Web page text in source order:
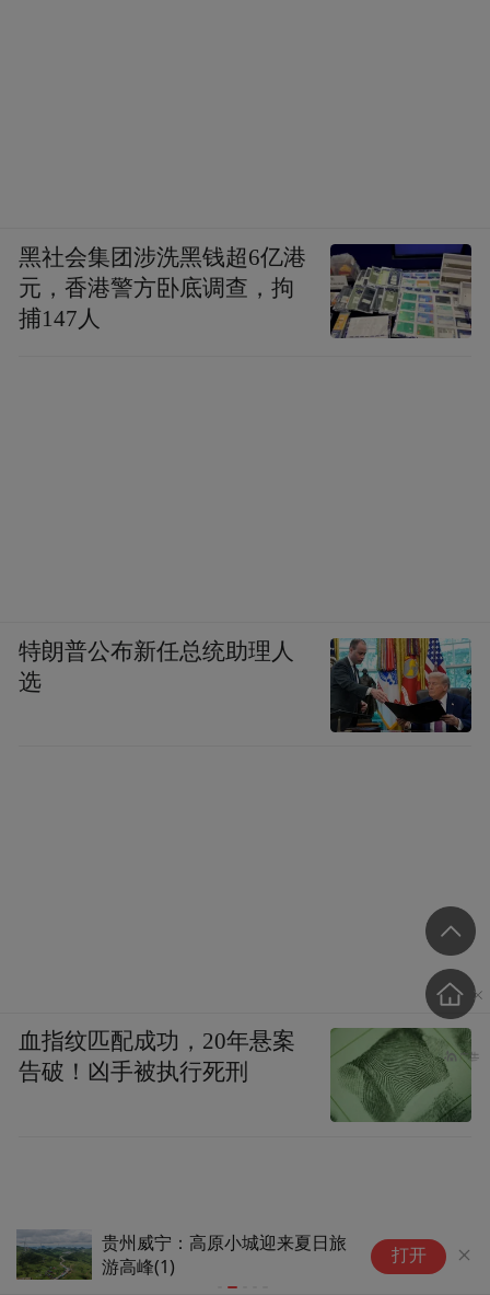
贵州威宁：高原小城迎来夏日旅
游高峰(1)
打开
黑社会集团涉洗黑钱超6亿港
元，香港警方卧底调查，拘
捕147人
特朗普公布新任总统助理人
选
血指纹匹配成功，20年悬案
告破！凶手被执行死刑